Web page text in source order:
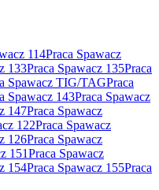
114Praca Spawacz
133Praca Spawacz 135Praca
Spawacz TIG/TAGPraca
Spawacz 143Praca Spawacz
147Praca Spawacz
122Praca Spawacz
126Praca Spawacz
151Praca Spawacz
154Praca Spawacz 155Praca